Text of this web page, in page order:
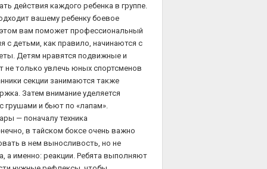
действия каждого ребенка в группе.
вашему ребенку боевое
вам поможет профессиональный
детьми, как правило, начинаются с
Детям нравятся подвижные и
только увлечь юных спортсменов
секции занимаются также
Затем внимание уделяется
грушами и бьют по «лапам».
— поначалу техника
в тайском боксе очень важно
в нем выносливость, но не
а именно: реакции. Ребята выполняют